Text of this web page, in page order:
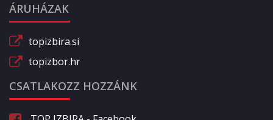
ÁRUHÁZAK
topizbira.si
topizbor.hr
CSATLAKOZZ HOZZÁNK